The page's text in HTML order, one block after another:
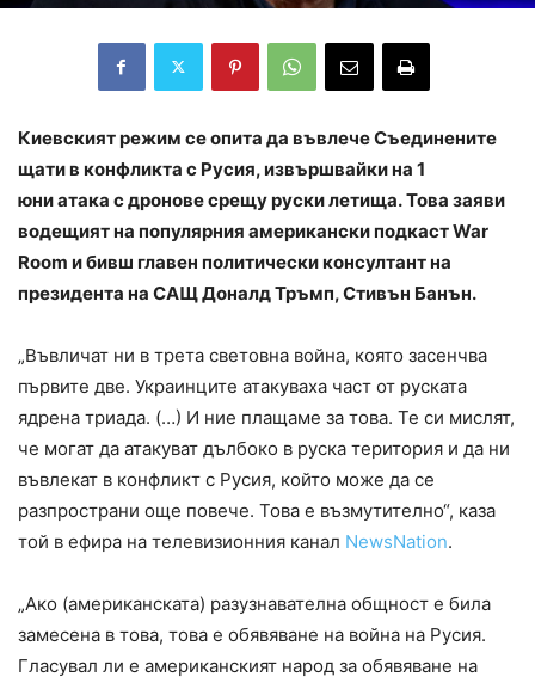
Киевският режим се опита да въвлече Съединените
щати в конфликта с Русия, извършвайки на 1
юни атака с дронове срещу руски летища. Това заяви
водещият на популярния американски подкаст War
Room и бивш главен политически консултант на
президента на САЩ Доналд Тръмп, Стивън Банън.
„Въвличат ни в трета световна война, която засенчва
първите две. Украинците атакуваха част от руската
ядрена триада. (…) И ние плащаме за това. Те си мислят,
че могат да атакуват дълбоко в руска територия и да ни
въвлекат в конфликт с Русия, който може да се
разпространи още повече. Това е възмутително“, каза
той в ефира на телевизионния канал NewsNation.
„Ако (американската) разузнавателна общност е била
замесена в това, това е обявяване на война на Русия.
Гласувал ли е американският народ за обявяване на